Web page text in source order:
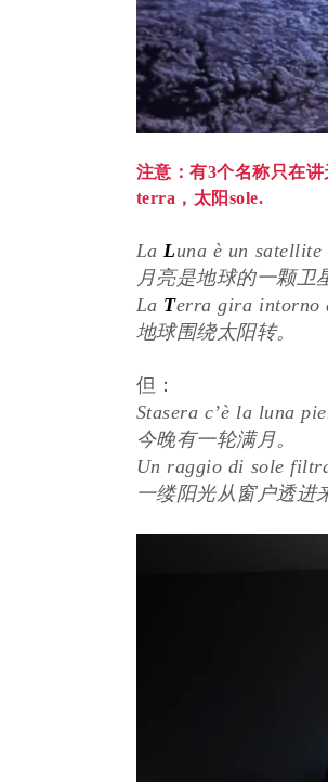
注意：有3个名称只在
terra，太阳sole.
La Luna è un
月亮是地球的一颗卫
La Terra gira
地球围绕太阳转。
但：
Stasera c’è la luna
今晚有一轮满月。
Un raggio di sole
一缕阳光从窗户透进